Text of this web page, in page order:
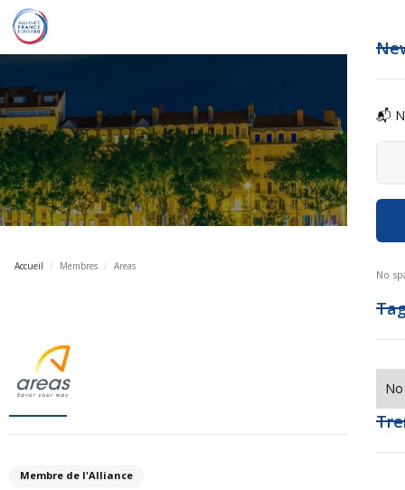
📬
No
Accueil / Membres / Areas
Membre de l'Alliance